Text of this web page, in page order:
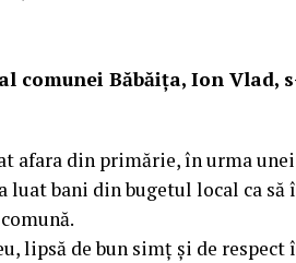
comunei Băbăița, Ion Vlad,
afara din primărie, în urma
luat bani din bugetul local ca
lipsă de bun simț și de